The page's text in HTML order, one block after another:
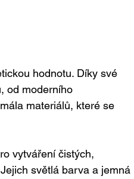
hodnotu. Díky své
od moderního
materiálů, které se
vytváření čistých,
světlá barva a jemná